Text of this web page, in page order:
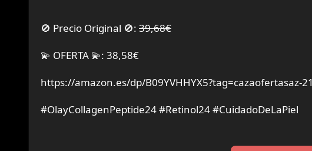
🚫 Precio Original 🚫: 39,68€
💫 OFERTA 💫: 38,58€
https://amazon.es/dp/B09YVHHYX5?tag=cazaofertasaz-21
#OlayCollagenPeptide24 #Retinol24 #CuidadoDeLaPiel